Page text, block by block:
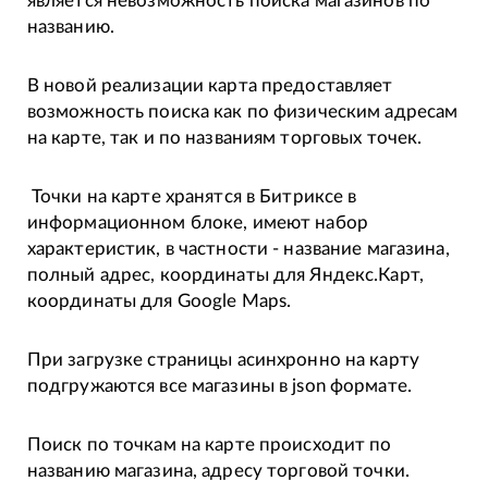
названию.
В новой реализации карта предоставляет
возможность поиска как по физическим адресам
на карте, так и по названиям торговых точек.
Точки на карте хранятся в Битриксе в
информационном блоке, имеют набор
характеристик, в частности - название магазина,
полный адрес, координаты для Яндекс.Карт,
координаты для Google Maps.
При загрузке страницы асинхронно на карту
подгружаются все магазины в json формате.
Поиск по точкам на карте происходит по
названию магазина, адресу торговой точки.